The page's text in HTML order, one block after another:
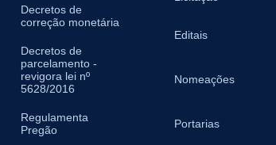
Decretos de
correção monetária
Decretos de
parcelamento -
revigora lei nº
5628/2016
Regulamenta
Pregão
Editais
Nomeações
Portarias